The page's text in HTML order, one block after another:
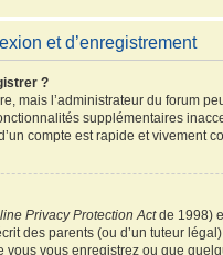
et d’enregistrement
?
mais l’administrateur du forum
supplémentaires
compte est rapide et vivement
Privacy Protection Actde 1998)
des parents (ou d’un tuteur
vous vous enregistrez ou que